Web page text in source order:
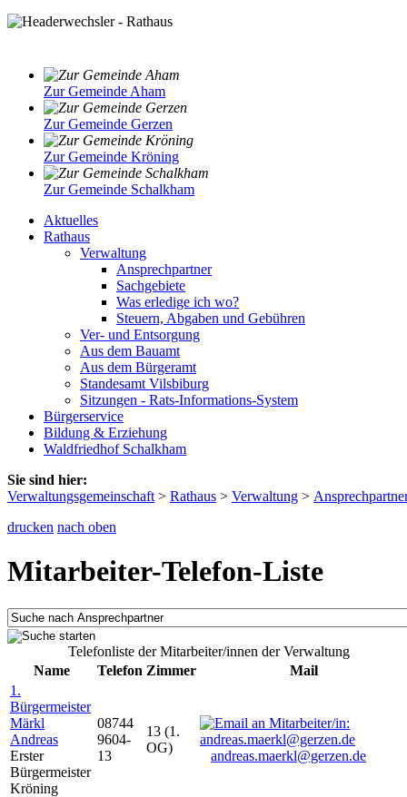
Zur Gemeinde Aham
Zur Gemeinde Gerzen
Zur Gemeinde Kröning
Zur Gemeinde Schalkham
Aktuelles
Rathaus
Verwaltung
Ansprechpartner
Sachgebiete
Was erledige ich wo?
Steuern, Abgaben und Gebühren
Ver- und Entsorgung
Aus dem Bauamt
Aus dem Bürgeramt
Standesamt Vilsbiburg
Sitzungen - Rats-Informations-System
Bürgerservice
Bildung & Erziehung
Waldfriedhof Schalkham
Sie sind hier:
Verwaltungsgemeinschaft > Rathaus > Verwaltung >
drucken nach oben
Mitarbeiter-Telefon-Liste
Telefonliste der Mitarbeiter/innen der Verwaltung
Name
Telefon Zimmer
Mail
1.
Bürgermeister
Märkl
Andreas
Erster
Bürgermeister
Kröning
08744
9604-
13
13 (1.
OG)
andreas.maerkl@gerzen.de